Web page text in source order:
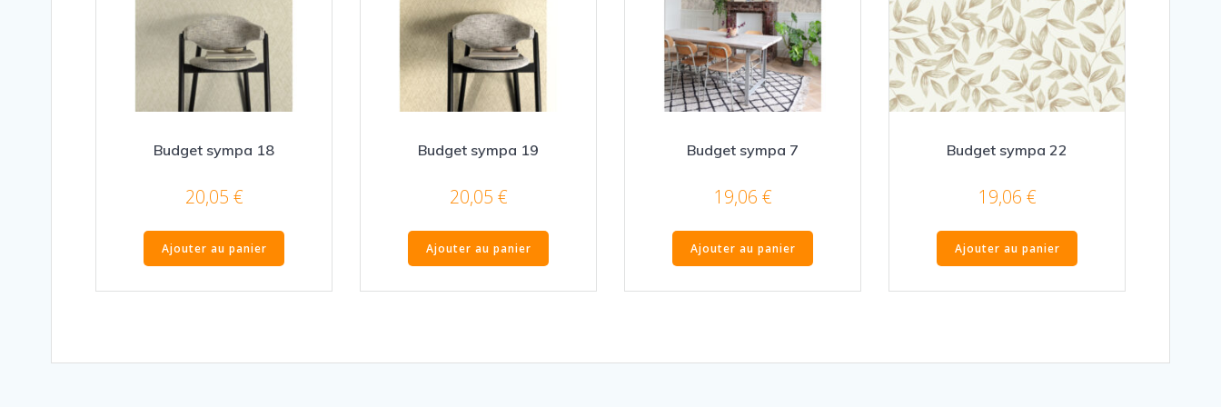
Budget sympa 18
20,05 €
Ajouter au panier
Budget sympa 19
20,05 €
Ajouter au panier
Budget sympa 7
19,06 €
Ajouter au panier
Budget sympa 22
19,06 €
Ajouter au panier